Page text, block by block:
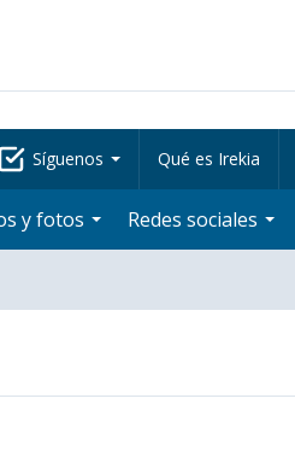
Síguenos Qué es Irekia
y fotos Redes sociales